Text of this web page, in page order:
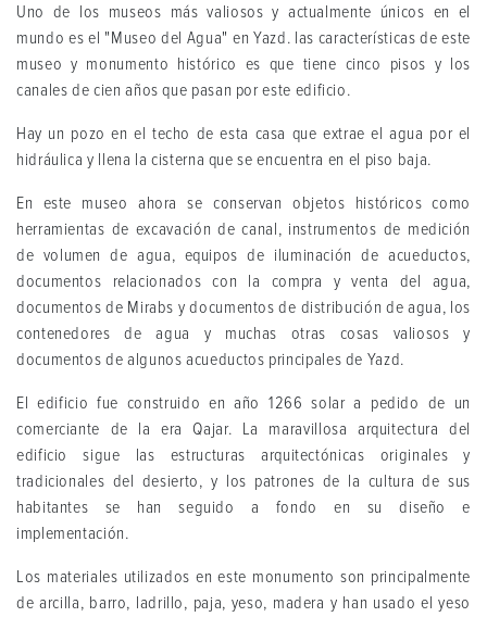
Uno de los museos más valiosos y actualmente únicos en el
mundo es el "Museo del Agua" en Yazd. las características de este
museo y monumento histórico es que tiene cinco pisos y los
canales de cien años que pasan por este edificio.
Hay un pozo en el techo de esta casa que extrae el agua por el
hidráulica y llena la cisterna que se encuentra en el piso baja.
En este museo ahora se conservan objetos históricos como
herramientas de excavación de canal, instrumentos de medición
de volumen de agua, equipos de iluminación de acueductos,
documentos relacionados con la compra y venta del agua,
documentos de Mirabs y documentos de distribución de agua, los
contenedores de agua y muchas otras cosas valiosos y
documentos de algunos acueductos principales de Yazd.
El edificio fue construido en año 1266 solar a pedido de un
comerciante de la era Qajar. La maravillosa arquitectura del
edificio sigue las estructuras arquitectónicas originales y
tradicionales del desierto, y los patrones de la cultura de sus
habitantes se han seguido a fondo en su diseño e
implementación.
Los materiales utilizados en este monumento son principalmente
de arcilla, barro, ladrillo, paja, yeso, madera y han usado el yeso